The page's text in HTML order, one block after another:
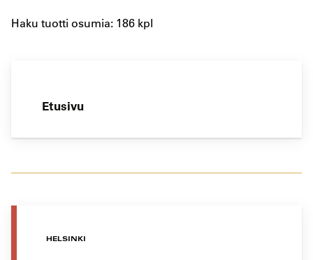
Haku tuotti osumia: 186 kpl
Etusivu
HELSINKI